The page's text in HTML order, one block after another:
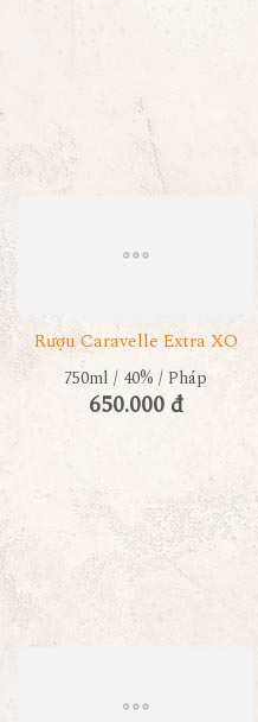
Rượu Caravelle Extra XO
750ml / 40% / Pháp
650.000 đ